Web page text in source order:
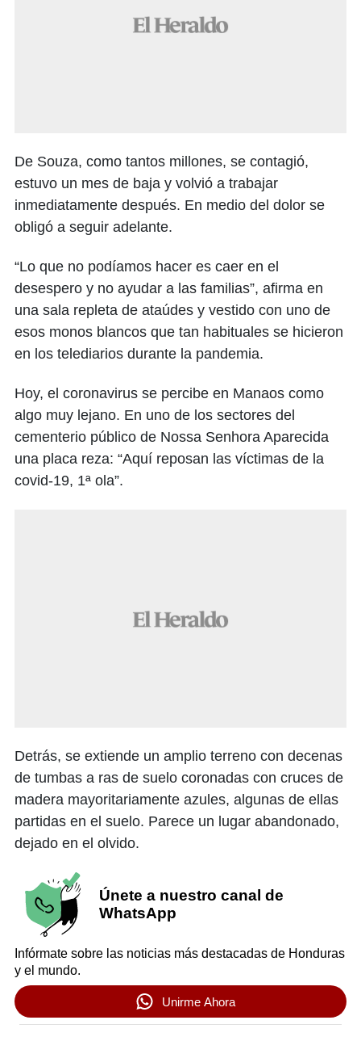
De Souza, como tantos millones, se contagió,
estuvo un mes de baja y volvió a trabajar
inmediatamente después. En medio del dolor se
obligó a seguir adelante.
“Lo que no podíamos hacer es caer en el
desespero y no ayudar a las familias”, afirma en
una sala repleta de ataúdes y vestido con uno de
esos monos blancos que tan habituales se hicieron
en los telediarios durante la pandemia.
Hoy, el coronavirus se percibe en Manaos como
algo muy lejano. En uno de los sectores del
cementerio público de Nossa Senhora Aparecida
una placa reza: “Aquí reposan las víctimas de la
covid-19, 1ª ola”.
Detrás, se extiende un amplio terreno con decenas
de tumbas a ras de suelo coronadas con cruces de
madera mayoritariamente azules, algunas de ellas
partidas en el suelo. Parece un lugar abandonado,
dejado en el olvido.
Únete a nuestro canal de
WhatsApp
Infórmate sobre las noticias más destacadas de Honduras
y el mundo.
Unirme Ahora